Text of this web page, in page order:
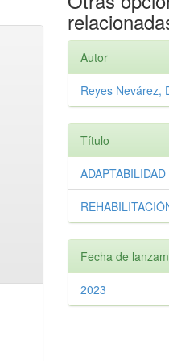
Autor
Reyes Nevárez,
Título
ADAPTABILIDAD
Fecha de
2023